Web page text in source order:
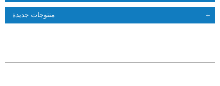
منتوجات جديدة